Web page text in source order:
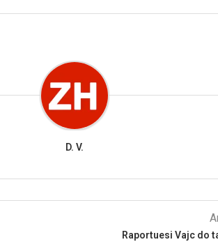
D. V.
Raportuesi Vajc do